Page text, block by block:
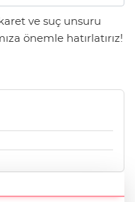
ve suç unsuru
önemle hatırlatırız!